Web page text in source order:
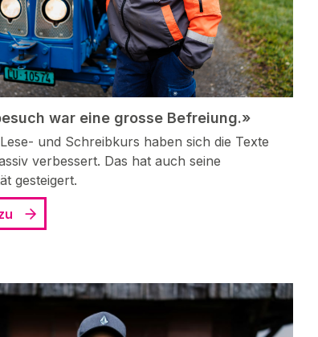
war eine grosse Befreiung.»
und Schreibkurs haben sich die Texte
verbessert. Das hat auch seine
gesteigert.